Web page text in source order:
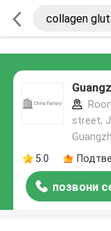
street,
5.0
позвони